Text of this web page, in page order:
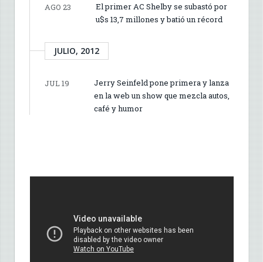
AGO 23
El primer AC Shelby se subastó por
u$s 13,7 millones y batió un récord
JULIO, 2012
JUL 19
Jerry Seinfeld pone primera y lanza
en la web un show que mezcla autos,
café y humor